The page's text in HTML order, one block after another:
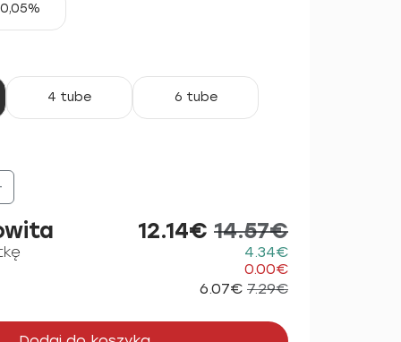
0,05%
4 tube 6 tube
12.14€ 14.57€
4.34€
0.00€
6.07€ 7.29€